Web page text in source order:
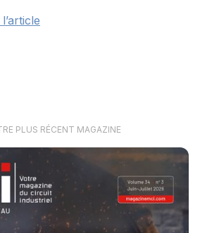
PLUS RÉCENT MAGAZINE